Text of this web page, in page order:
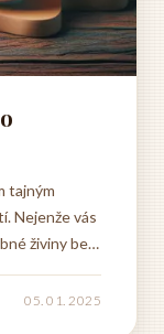
tajným
Nejenže vás
živiny bez
nebo
05. 01. 2025